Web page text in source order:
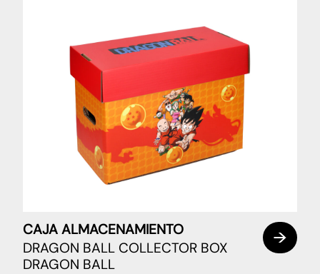
CAJA ALMACENAMIENTO
DRAGON BALL COLLECTOR BOX
DRAGON BALL